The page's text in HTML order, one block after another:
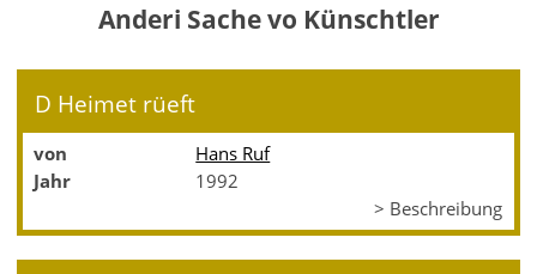
Anderi Sache vo Künschtler
D Heimet rüeft
von
Hans Ruf
Jahr
1992
> Beschreibung